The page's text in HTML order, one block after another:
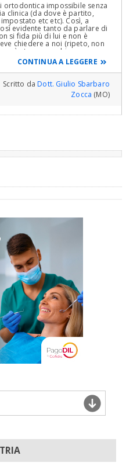
ortodontica impossibile senza
clinica (da dove è partito,
etc etc). Così, a
evidente tanto da parlare di
si fida più di lui e non è
chiedere a noi (ripeto, non
sè stesso: cambiare o no
un ulteriore
di un lieve inestetismo...
CONTINUA A LEGGERE
Scritto daDott. Giulio Sbarbaro
Zocca (MO)